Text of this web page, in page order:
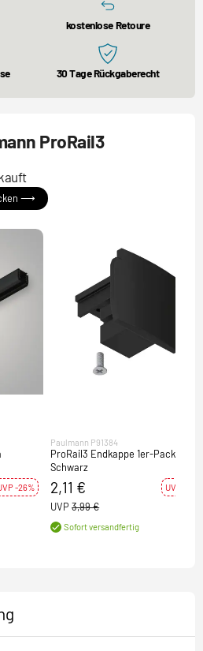
kostenlose Retoure
30 Tage Rückgaberecht
ProRail3
⟶
-26%
Paulmann P91384
ProRail3 Endkappe 1er-Pack
Schwarz
2,11 € UVP -47%
UVP 3,99 €
Sofort versandfertig